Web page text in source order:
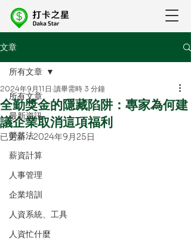
文章
所有文章
最新資訊
勞基法
薪資計算
人事管理
企業培訓
人資系統、工具
人資忙什麼
所有文章
全勤獎金的隱藏陷阱：專家為何建
議企業取消這項福利
2024年9月11日 讀畢需時 3 分鐘
已更新：2024年9月25日